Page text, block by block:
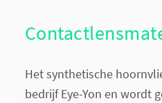
Het synthetische
bedrijf Eye-Yon en wordt